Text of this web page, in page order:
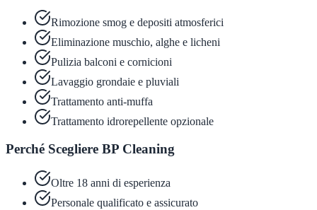
Rimozione smog e depositi atmosferici
Eliminazione muschio, alghe e licheni
Pulizia balconi e cornicioni
Lavaggio grondaie e pluviali
Trattamento anti-muffa
Trattamento idrorepellente opzionale
Perché Scegliere BP Cleaning
Oltre 18 anni di esperienza
Personale qualificato e assicurato